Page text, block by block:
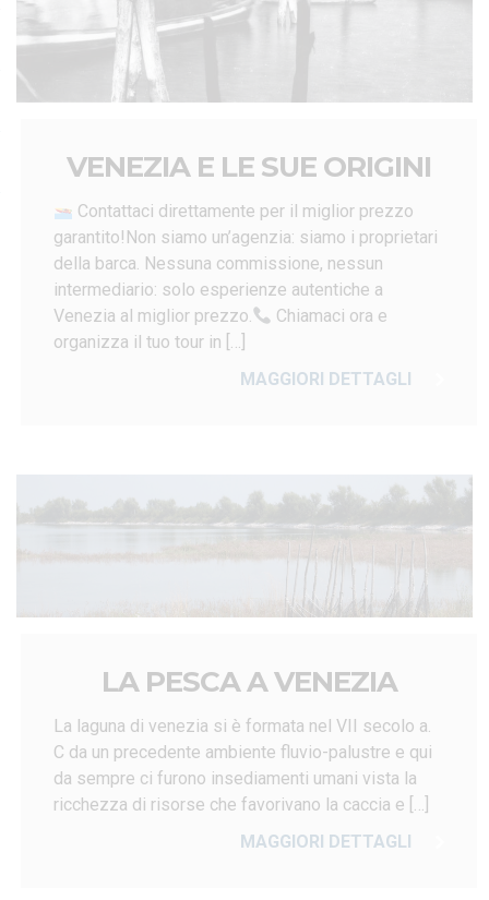
VENEZIA E LE SUE ORIGINI
Contattaci direttamente per il miglior prezzo
garantito!Non siamo un’agenzia: siamo i proprietari
della barca. Nessuna commissione, nessun
intermediario: solo esperienze autentiche a
Venezia al miglior prezzo.
Chiamaci ora e
organizza il tuo tour in […]
MAGGIORI DETTAGLI
LA PESCA A VENEZIA
La laguna di venezia si è formata nel VII secolo a.
C da un precedente ambiente fluvio-palustre e qui
da sempre ci furono insediamenti umani vista la
ricchezza di risorse che favorivano la caccia e […]
MAGGIORI DETTAGLI